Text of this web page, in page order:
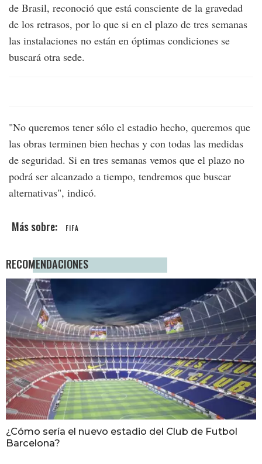
de Brasil, reconoció que está consciente de la gravedad
de los retrasos, por lo que si en el plazo de tres semanas
las instalaciones no están en óptimas condiciones se
buscará otra sede.
"No queremos tener sólo el estadio hecho, queremos que
las obras terminen bien hechas y con todas las medidas
de seguridad. Si en tres semanas vemos que el plazo no
podrá ser alcanzado a tiempo, tendremos que buscar
alternativas", indicó.
FIFA
RECOMENDACIONES
¿Cómo sería el nuevo estadio del Club de Futbol
Barcelona?